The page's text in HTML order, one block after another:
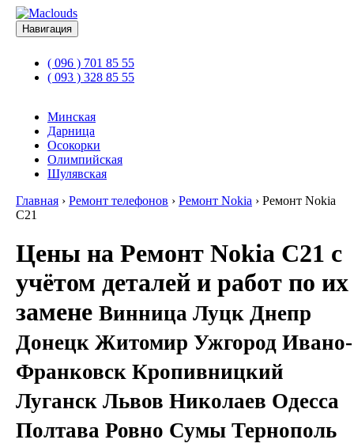
Навигация
( 096 ) 701 85 55
( 093 ) 328 85 55
Минская
Дарница
Осокорки
Олимпийская
Шулявская
Главная › Ремонт телефонов › Ремонт Nokia › Ремонт Nokia
C21
Цены на Ремонт Nokia C21 с
учётом деталей и работ по их
замене Винница Луцк Днепр
Донецк Житомир Ужгород Ивано-
Франковск Кропивницкий
Луганск Львов Николаев Одесса
Полтава Ровно Сумы Тернополь